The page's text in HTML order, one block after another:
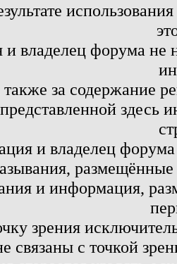
владелец форума не
также за содержание
здесь
и владелец
и информация,
зрения
связаны с точкой